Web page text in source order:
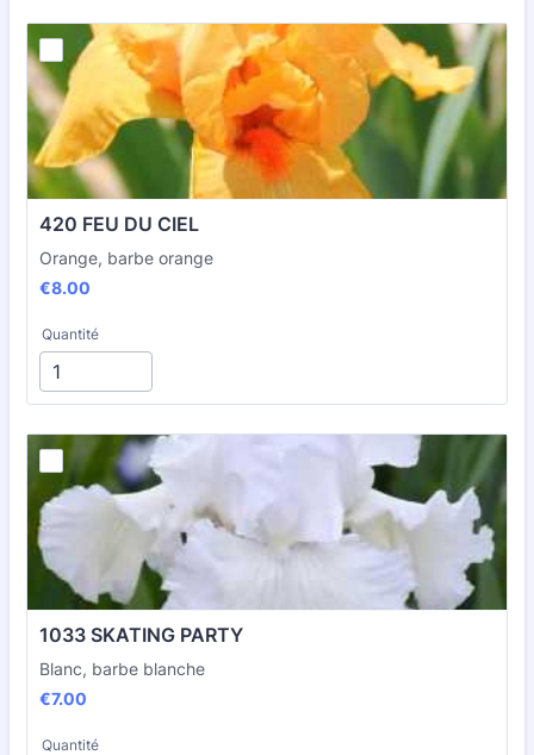
420 FEU DU CIEL
Orange, barbe orange
€8.00
€8.00
Quantité
1033 SKATING PARTY
Blanc, barbe blanche
€7.00
€7.00
Quantité